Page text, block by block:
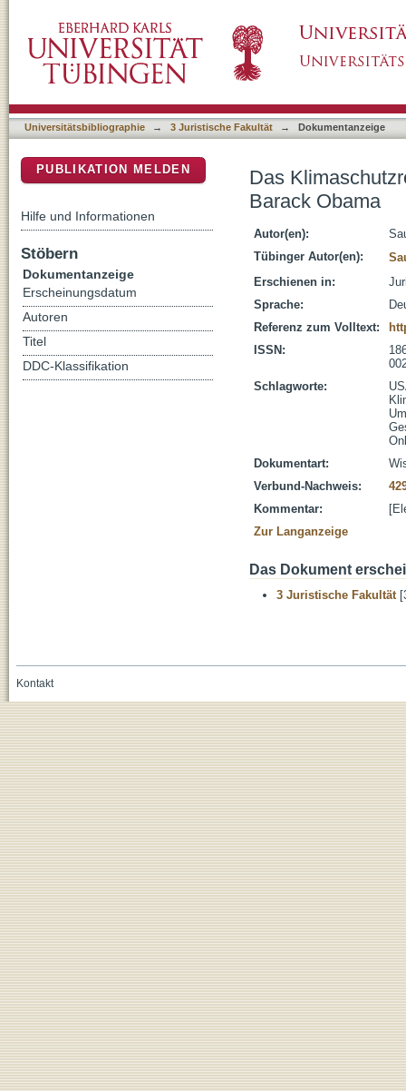
Universitätsbibliographie → 3 Juristische Fakultät → Dokumentanzeige
Das
Barack Obama
Autor(en):
Tübinger Autor(en):
Erschienen in:
Sprache:
Referenz zum Volltext:
ISSN:
Schlagworte:
Dokumentart:
Verbund-Nachweis:
Kommentar:
Zur Langanzeige
Das Dokument
3 Juristische Fakultät
PUBLIKATION MELDEN
Hilfe und Informationen
Stöbern
Dokumentanzeige
Erscheinungsdatum
Autoren
Titel
DDC-Klassifikation
Kontakt